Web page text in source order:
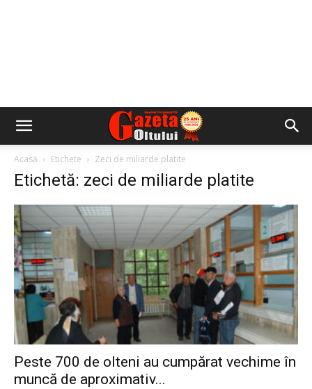
Acasă Etichete Zeci de miliarde platite
Etichetă: zeci de miliarde platite
Peste 700 de olteni au cumpărat vechime în
muncă de aproximativ...